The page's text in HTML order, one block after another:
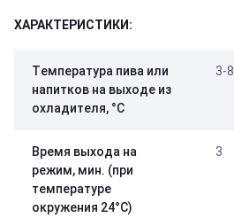
ХАРАКТЕРИСТИКИ:
Tемпература пива или
напитков на выходе из
охладителя, °C
3-8
Время выхода на
режим, мин. (при
температуре
окружения 24°C)
3